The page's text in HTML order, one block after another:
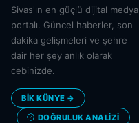
Sivas'ın en güçlü dijital medya
portalı. Güncel haberler, son
dakika gelişmeleri ve şehre
dair her şey anlık olarak
cebinizde.
BİK KÜNYE →
DOĞRULUK ANALIZI